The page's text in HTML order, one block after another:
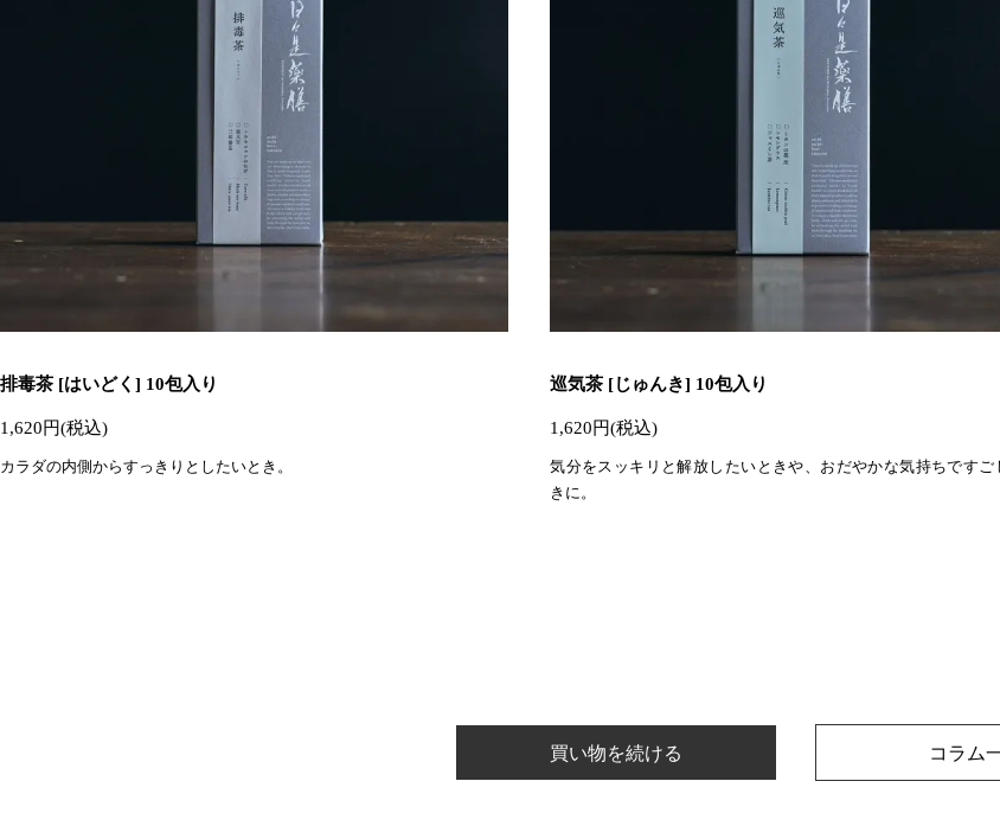
排毒茶 [はいどく] 10包入り
1,620円(税込)
カラダの内側からすっきりとしたいとき。
巡気茶 [じゅんき] 10包入り
1,620円(税込)
気分をスッキリと解放したいときや、おだやかな気持ちですご
きに。
買い物を続ける コラム